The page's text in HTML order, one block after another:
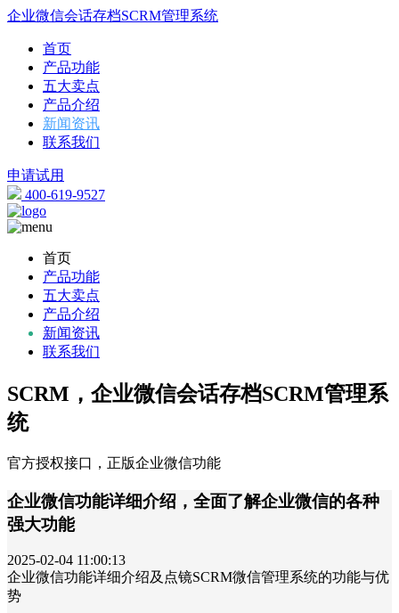
企业微信会话存档SCRM管理系统
首页
产品功能
五大卖点
产品介绍
新闻资讯
联系我们
申请试用
400-619-9527
首页
产品功能
五大卖点
产品介绍
新闻资讯
联系我们
SCRM，企业微信会话存档SCRM管理系
统
官方授权接口，正版企业微信功能
企业微信功能详细介绍，全面了解企业微信的各种
强大功能
2025-02-04 11:00:13
企业微信功能详细介绍及点镜SCRM微信管理系统的功能与优
势